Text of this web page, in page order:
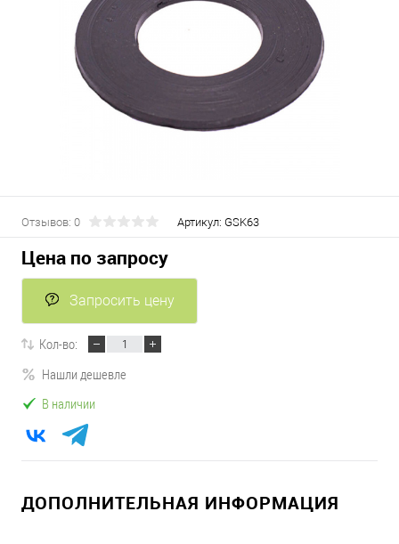
Отзывов: 0 Артикул: GSK63
Цена по запросу
Запросить цену
Кол-во:
Нашли дешевле
В наличии
ДОПОЛНИТЕЛЬНАЯ ИНФОРМАЦИЯ